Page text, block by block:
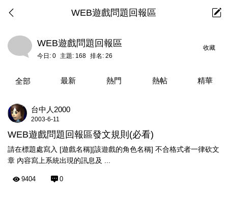
WEB遊戲問題回報區
收藏
WEB遊戲問題回報區
今日: 0 主題: 168 排名: 26
全部 最新 熱門 熱帖 精華
台中人2000
2003-6-11
WEB遊戲問題回報區發文規則(必看)
請在標題處寫入 [遊戲名稱][該遊戲的角色名稱] 不合格式者一律砍文
章 內容寫上系統出現的訊息及 ...
9404 0